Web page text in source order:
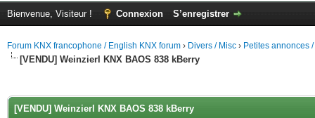
Bienvenue, Visiteur ! Connexion S’enregistrer
Forum KNX francophone / English KNX forum › Divers / Misc › Petites annonces
[VENDU] Weinzierl KNX BAOS 838 kBerry
[VENDU] Weinzierl KNX BAOS 838 kBerry